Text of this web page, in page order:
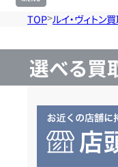
TOP ルイ・ヴィトン
選べる買